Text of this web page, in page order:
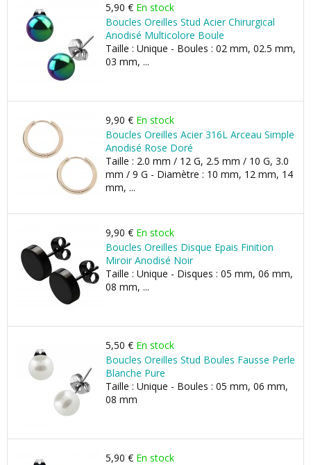
5,90 € En stock
Boucles Oreilles Stud Acier Chirurgical
Anodisé Multicolore Boule
Taille : Unique - Boules : 02 mm, 02.5 mm,
03 mm, ...
9,90 € En stock
Boucles Oreilles Acier 316L Arceau Simple
Anodisé Rose Doré
Taille : 2.0 mm / 12 G, 2.5 mm / 10 G, 3.0
mm / 9 G - Diamètre : 10 mm, 12 mm, 14
mm, ...
9,90 € En stock
Boucles Oreilles Disque Epais Finition
Miroir Anodisé Noir
Taille : Unique - Disques : 05 mm, 06 mm,
08 mm, ...
5,50 € En stock
Boucles Oreilles Stud Boules Fausse Perle
Blanche Pure
Taille : Unique - Boules : 05 mm, 06 mm,
08 mm
5,90 € En stock